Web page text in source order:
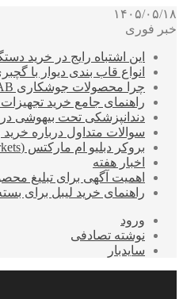
۱۴۰۵/۰۵/۱۸
خبر فوری
این اشتباه رایج در خرید
انواع قاب بندی دیوار با
چرا محصولات جوشکاری ESAB همچنان انتخاب اول صنایع بزرگ هستند؟
راهنمای جامع خرید تجهیزات
دندانپزشکی تحت بیهوشی
سوالات متداول درباره
بروکر دبلیو ام مارکتس (WM Markets) چیست و چه خدماتی ارائه می‌دهد؟
اخبار هفته
اهمیت آگهی برای تبلیغ
راهنمای خرید لیبل برای
ورود
نوشته تصادفی
سایدبار